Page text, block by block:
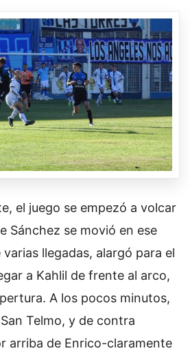
el juego se empezó a volcar
Sánchez se movió en ese
llegadas, alargó para el
a Kahlil de frente al arco,
A los pocos minutos,
Telmo, y de contra
arriba de Enrico-claramente